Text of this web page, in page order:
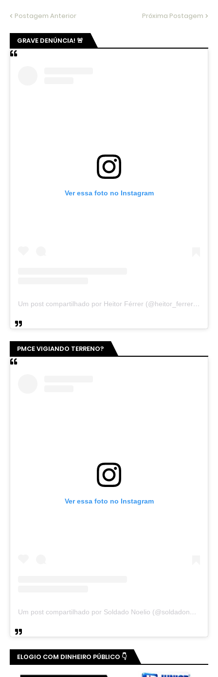
Postagem Anterior Próxima Postagem
GRAVE DENÚNCIA! 🚨
Ver essa foto no Instagram
Um post compartilhado por Heitor Férrer (@heitor_ferrer77)
PMCE VIGIANDO TERRENO?
Ver essa foto no Instagram
Um post compartilhado por Soldado Noelio (@soldadonoelio)
ELOGIO COM DINHEIRO PÚBLICO 👇